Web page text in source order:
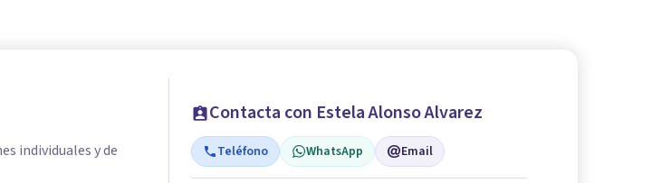
individuales y de
Contacta con Estela Alonso Alvarez
Teléfono WhatsApp Email